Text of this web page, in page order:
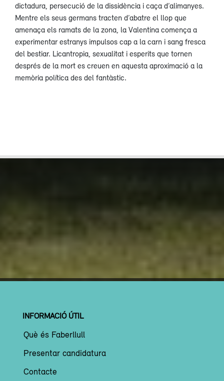
dictadura, persecució de la dissidència i caça d’alimanyes.
Mentre els seus germans tracten d’abatre el llop que
amenaça els ramats de la zona, la Valentina comença a
experimentar estranys impulsos cap a la carn i sang fresca
del bestiar. Licantropia, sexualitat i esperits que tornen
després de la mort es creuen en aquesta aproximació a la
memòria política des del fantàstic.
INFORMACIÓ ÚTIL
Què és Faberllull
Presentar candidatura
Contacte